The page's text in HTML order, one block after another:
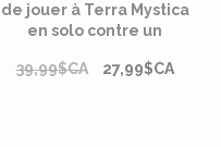
de jouer à Terra Mystica
en solo contre un
(automa).
39,99$CA 27,99$CA